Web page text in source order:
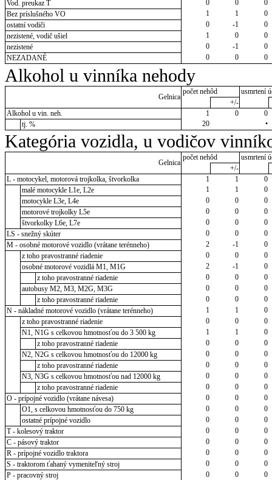
Vod. preukaz T
0 0
0
Bez príslušného VO
1 1
0
ostatní vodiči
0 -1
0
nezistené, vodič ušiel
1 0
0
nezistené
0 -1
0
NEZADANÉ
0 0 0
Alkohol u vinníka nehody
Gelnica
počet nehôd
usmrtení
+/-
Alkohol u vin. neh.
1 0
0
tj. %
20 •
Kategória vozidla, u vodičov
Gelnica
počet nehôd
usmrtení
+/-
L - motocykel, motorová trojkolka, štvorkolka
1 1
0
malé motocykle L1e, L2e
1 1
0
motocykle L3e, L4e
0 0
0
motorové trojkolky L5e
0 0
0
štvorkolky L6e, L7e
0 0
0
LS - snežný skúter
0 0
0
M - osobné motorové vozidlo (vrátane terénneho)
2 -1
0
z toho pravostranné riadenie
0 0
0
osobné motorové vozidlá M1, M1G
2 -1
0
z toho pravostranné riadenie
0 0
0
autobusy M2, M3, M2G, M3G
0 0
0
z toho pravostranné riadenie
0 0
0
N - nákladné motorové vozidlo (vrátane terénneho)
1 1
0
z toho pravostranné riadenie
0 0
0
N1, N1G s celkovou hmotnosťou do 3 500 kg
1 1
0
z toho pravostranné riadenie
0 0
0
N2, N2G s celkovou hmotnosťou do 12000 kg
0 0
0
z toho pravostranné riadenie
0 0
0
N3, N3G s celkovou hmotnosťou nad 12000 kg
0 0
0
z toho pravostranné riadenie
0 0
0
O - prípojné vozidlo (vrátane návesa)
0 0
0
O1, s celkovou hmotnosťou do 750 kg
0 0
0
ostatné prípojné vozidlo
0 0
0
T - kolesový traktor
0 0
0
C - pásový traktor
0 0
0
R - prípojné vozidlo traktora
0 0
0
S - traktorom ťahaný vymeniteľný stroj
0 0
0
P - pracovný stroj
0 0
0